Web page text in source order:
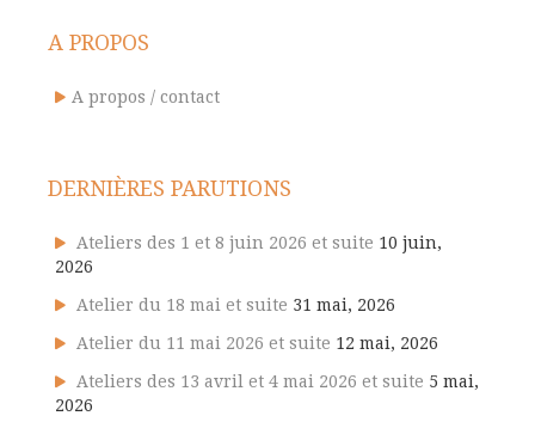
A PROPOS
A propos / contact
DERNIÈRES PARUTIONS
Ateliers des 1 et 8 juin 2026 et suite 10 juin,
2026
Atelier du 18 mai et suite 31 mai, 2026
Atelier du 11 mai 2026 et suite 12 mai, 2026
Ateliers des 13 avril et 4 mai 2026 et suite 5 mai,
2026